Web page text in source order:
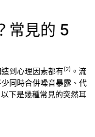
常見的 5
到心理因素都有(2) 。流
同時合併噪音暴露、代
以下是幾種常見的突然耳